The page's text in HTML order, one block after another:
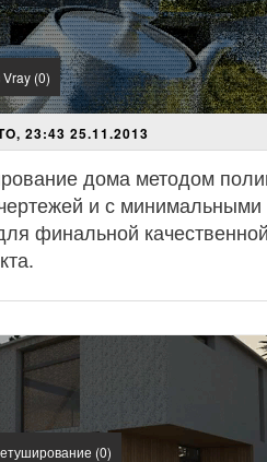
(0)
23:43 25.11.2013
дома методом
и с
финальной
(0)